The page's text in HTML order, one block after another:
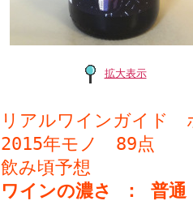
拡大表示
リアルワインガイド
2015年モノ 89点
飲み頃予想
ワインの濃さ ： 普通